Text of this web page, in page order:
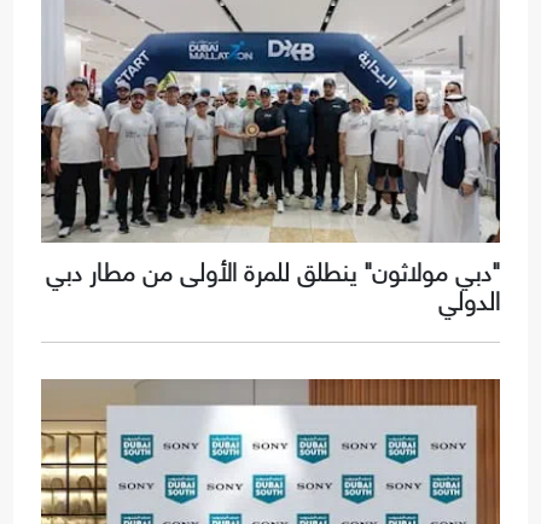
"دبي مولاثون" ينطلق للمرة الأولى من مطار دبي
الدولي